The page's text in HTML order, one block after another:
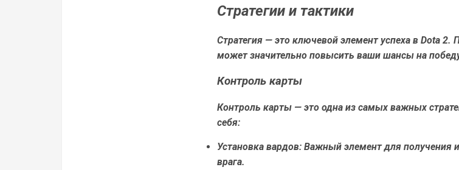
Стратегии и тактики
Стратегия — это ключевой элемент успеха в Dota
может значительно повысить ваши шансы на
Контроль карты
Контроль карты — это одна из самых важных
себя:
Установка вардов: Важный элемент для получения
врага.